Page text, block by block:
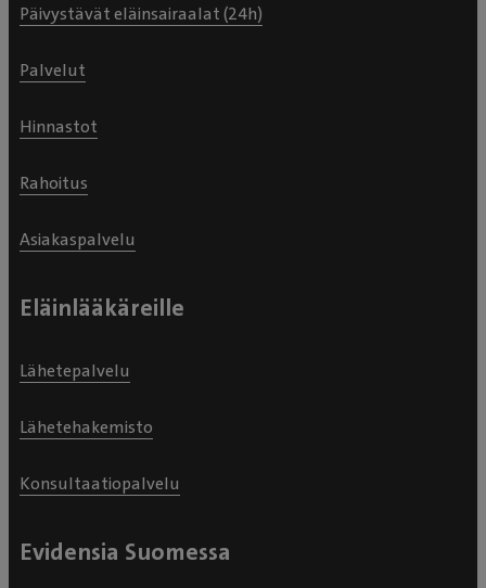
Päivystävät eläinsairaalat (24h)
Palvelut
Hinnastot
Rahoitus
Asiakaspalvelu
Eläinlääkäreille
Lähetepalvelu
Lähetehakemisto
Konsultaatiopalvelu
Evidensia Suomessa